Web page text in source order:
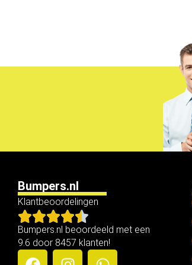
Bumpers.nl
Klantbeoordelingen
Bumpers.nl beoordeeld met een
9.6 door 8457 klanten!